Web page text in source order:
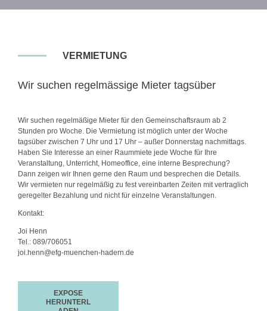
VERMIETUNG
Wir suchen regelmässige Mieter tagsüber
Wir suchen regelmäßige Mieter für den Gemeinschaftsraum ab 2
Stunden pro Woche. Die Vermietung ist möglich unter der Woche
tagsüber zwischen 7 Uhr und 17 Uhr – außer Donnerstag nachmittags.
Haben Sie Interesse an einer Raummiete jede Woche für Ihre
Veranstaltung, Unterricht, Homeoffice, eine interne Besprechung?
Dann zeigen wir Ihnen gerne den Raum und besprechen die Details.
Wir vermieten nur regelmäßig zu fest vereinbarten Zeiten mit vertraglich
geregelter Bezahlung und nicht für einzelne Veranstaltungen.
Kontakt:
Joi Henn
Tel.: 089/706051
joi.henn@efg-muenchen-hadern.de
EXPOSE
HERUNTERL